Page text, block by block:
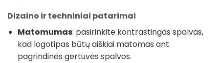
Dizaino ir techniniai patarimai
Matomumas: pasirinkite kontrastingas spalvas,
kad logotipas būtų aiškiai matomas ant
pagrindinės gertuvės spalvos.